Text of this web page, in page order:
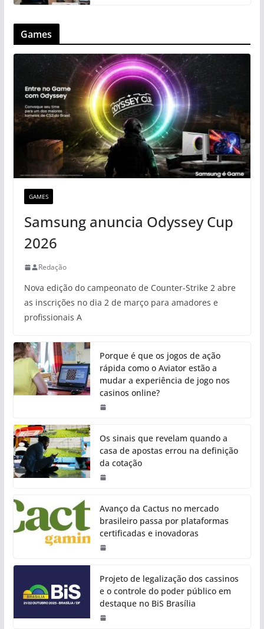
Games
GAMES
Samsung anuncia Odyssey Cup
2026
Redação
Nova edição do campeonato de Counter-Strike 2 abre
as inscrições no dia 2 de março para amadores e
profissionais A
Porque é que os jogos de ação
rápida como o Aviator estão a
mudar a experiência de jogo nos
casinos online?
Os sinais que revelam quando a
casa de apostas errou na definição
da cotação
Avanço da Cactus no mercado
brasileiro passa por plataformas
certificadas e inovadoras
Projeto de legalização dos cassinos
e o controle do poder público em
destaque no BiS Brasília